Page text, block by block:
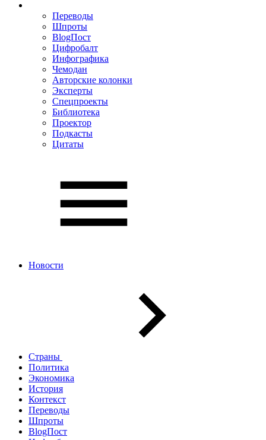
Переводы
Шпроты
BlogПост
Цифробалт
Инфографика
Чемодан
Авторские колонки
Эксперты
Спецпроекты
Библиотека
Проектор
Подкасты
Цитаты
Новости
Страны
Политика
Экономика
История
Контекст
Переводы
Шпроты
BlogПост